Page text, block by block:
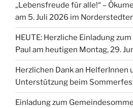
„Lebensfreude für alle!“ –
am 5. Juli 2026 im
HEUTE: Herzliche Einladung
Paul am heutigen Montag, 29.
Herzlichen Dank an HelferInnen
Unterstützung beim
Einladung zum